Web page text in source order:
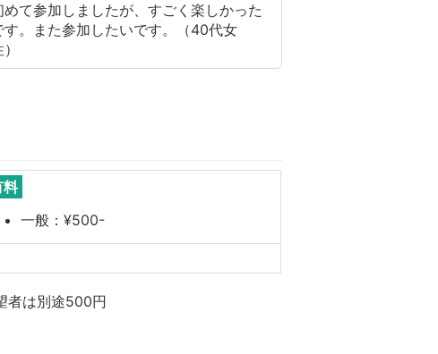
めて参加しましたが、すごく楽しかった
す。また参加したいです。（40代女
料
一般：¥500-
者は別途500円